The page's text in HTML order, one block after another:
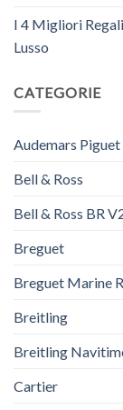
I 4 Migliori
Lusso
CATEGORIE
Audemars Piguet
Bell & Ross
Bell & Ross BR
Breguet
Breguet Marine
Breitling
Breitling
Cartier